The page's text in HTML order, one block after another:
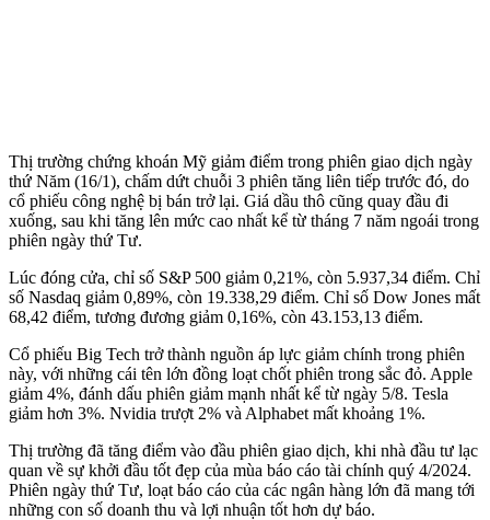
Thị trường chứng khoán Mỹ giảm điểm trong phiên giao dịch ngày
thứ Năm (16/1), chấm dứt chuỗi 3 phiên tăng liên tiếp trước đó, do
cổ phiếu công nghệ bị bán trở lại. Giá dầu thô cũng quay đầu đi
xuống, sau khi tăng lên mức cao nhất kể từ tháng 7 năm ngoái trong
phiên ngày thứ Tư.
Lúc đóng cửa, chỉ số S&P 500 giảm 0,21%, còn 5.937,34 điểm. Chỉ
số Nasdaq giảm 0,89%, còn 19.338,29 điểm. Chỉ số Dow Jones mất
68,42 điểm, tương đương giảm 0,16%, còn 43.153,13 điểm.
Cổ phiếu Big Tech trở thành nguồn áp lực giảm chính trong phiên
này, với những cái tên lớn đồng loạt chốt phiên trong sắc đỏ. Apple
giảm 4%, đánh dấu phiên giảm mạnh nhất kể từ ngày 5/8. Tesla
giảm hơn 3%. Nvidia trượt 2% và Alphabet mất khoảng 1%.
Thị trường đã tăng điểm vào đầu phiên giao dịch, khi nhà đầu tư lạc
quan về sự khởi đầu tốt đẹp của mùa báo cáo tài chính quý 4/2024.
Phiên ngày thứ Tư, loạt báo cáo của các ngân hàng lớn đã mang tới
những con số doanh thu và lợi nhuận tốt hơn dự báo.